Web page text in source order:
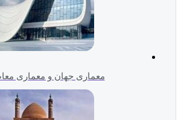
معماری جهان و معماری